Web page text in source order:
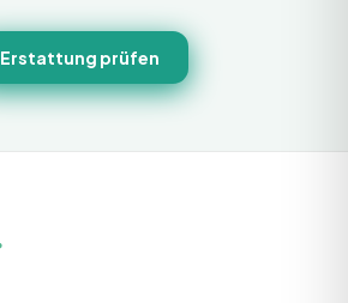
Erstattung prüfen